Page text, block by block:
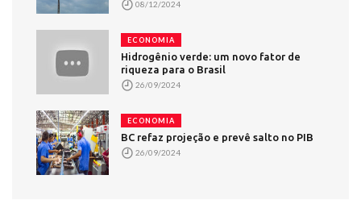
08/12/2024
ECONOMIA
Hidrogênio verde: um novo fator de
riqueza para o Brasil
26/09/2024
ECONOMIA
BC refaz projeção e prevê salto no PIB
26/09/2024